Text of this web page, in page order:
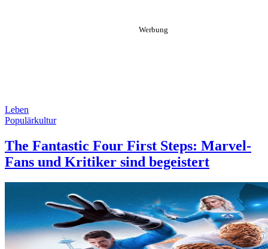
Leben
Populärkultur
The Fantastic Four First Steps: Marvel-
Fans und Kritiker sind begeistert